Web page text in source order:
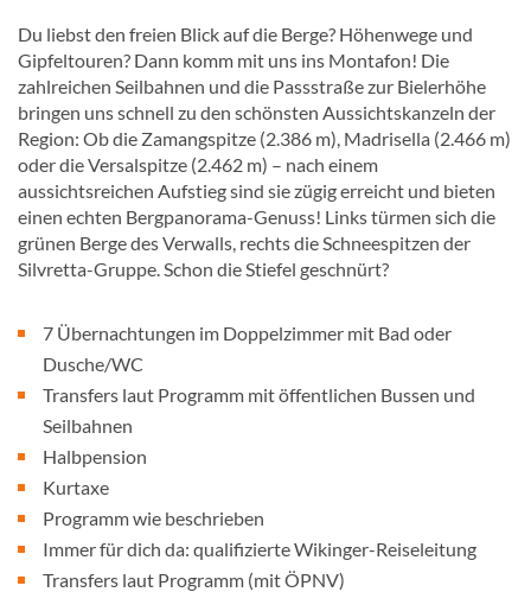
Du liebst den freien Blick auf die Berge? Höhenwege und
Gipfeltouren? Dann komm mit uns ins Montafon! Die
zahlreichen Seilbahnen und die Passstraße zur Bielerhöhe
bringen uns schnell zu den schönsten Aussichtskanzeln der
Region: Ob die Zamangspitze (2.386 m), Madrisella (2.466 m)
oder die Versalspitze (2.462 m) – nach einem
aussichtsreichen Aufstieg sind sie zügig erreicht und bieten
einen echten Bergpanorama-Genuss! Links türmen sich die
grünen Berge des Verwalls, rechts die Schneespitzen der
Silvretta-Gruppe. Schon die Stiefel geschnürt?
7 Übernachtungen im Doppelzimmer mit Bad oder
Dusche/WC
Transfers laut Programm mit öffentlichen Bussen und
Seilbahnen
Halbpension
Kurtaxe
Programm wie beschrieben
Immer für dich da: qualifizierte Wikinger-Reiseleitung
Transfers laut Programm (mit ÖPNV)